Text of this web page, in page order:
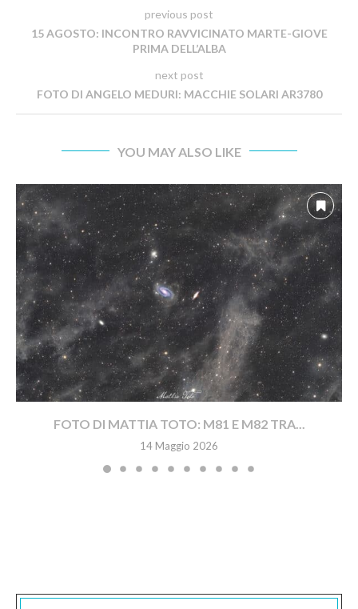
previous post
15 AGOSTO: INCONTRO RAVVICINATO MARTE-GIOVE
PRIMA DELL’ALBA
next post
FOTO DI ANGELO MEDURI: MACCHIE SOLARI AR3780
YOU MAY ALSO LIKE
FOTO DI MATTIA TOTO: M81 E M82 TRA...
14 Maggio 2026